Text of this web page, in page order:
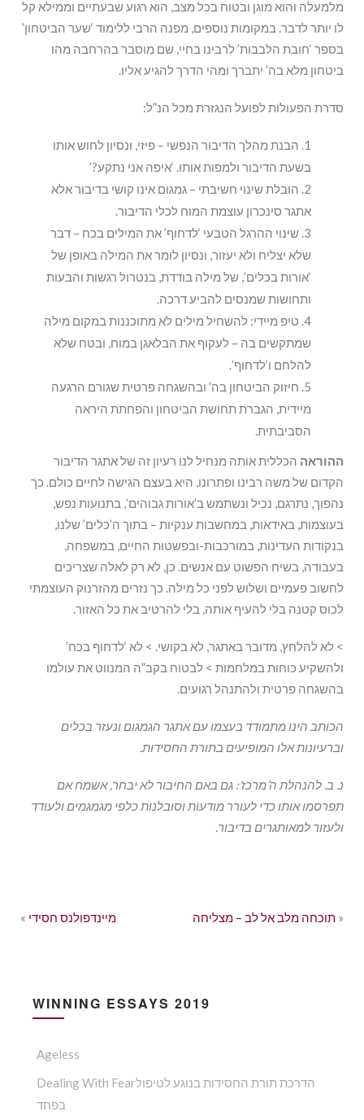
מלמעלה והוא מוגן ובטוח בכל מצב, הוא רגוע שבעתיים וממילא קל
לו יותר לדבר. במקומות נוספים, מפנה הרבי ללימוד ‘שער הביטחון’
בספר ‘חובת הלבבות’ לרבינו בחיי, שם מוסבר בהרחבה מהו
ביטחון מלא בה’ יתברך ומהי הדרך להגיע אליו.
סדרת הפעולות לפועל הנגזרת מכל הנ”ל:
הבנת מהלך הדיבור הנפשי – פיזי, ונסיון לחוש אותו
בשעת הדיבור ולמפות אותו. ‘איפה אני נתקע?’
הובלת שינוי חשיבתי – גמגום אינו קושי בדיבור אלא
אתגר סינכרון עוצמת המוח לכלי הדיבור.
שינוי ההרגל הטבעי ‘לדחוף’ את המילים בכח – דבר
שלא יצליח ולא יעזור, ונסיון לומר את המילה באופן של
‘אורות בכלים’, של מילה בודדת, בנטרול רגשות והבעות
ותחושות שמנסים להביע דרכה.
טיפ מיידי: להשחיל מילים לא מתוכננות במקום מילה
שמתקשים בה – לעקוף את הבלאגן במוח, ובטח שלא
להלחם ו’לדחוף’.
חיזוק הביטחון בה’ ובהשגחה פרטית שגורם הרגעה
מיידית, הגברת תחושת הביטחון והפחתת היראה
הסביבתית.
ההוראה הכללית אותה מנחיל לנו רעיון זה של אתגר הדיבור
הקדום של משה רבינו ופתרונו, היא בעצם הגישה לחיים כולם. כך
נהפוך, נתרגם, נכיל ונשתמש ב’אורות גבוהים’, בתנועות נפש,
בעוצמות, באידאות, במחשבות ענקיות – בתוך ה’כלים’ שלנו,
בנקודות העדינות, במורכבות-ובפשטות החיים, במשפחה,
בעבודה, בשיח הפשוט עם אנשים. כן, לא רק לאלה שצריכים
לחשוב פעמיים ושלוש לפני כל מילה. כך נזרים מהזרנוק העוצמתי
לכוס קטנה בלי להעיף אותה, בלי להרטיב את כל האזור.
> לא להלחץ, מדובר באתגר, לא בקושי. > לא ‘לדחוף בכח’
ולהשקיע כוחות במלחמות > לבטוח בקב”ה המנווט את עולמו
בהשגחה פרטית ולהתנהל רגועים.
הכותב הינו מתמודד בעצמו עם אתגר הגמגום ונעזר בכלים
וברעיונות אלו המופיעים בתורת החסידות.
נ. ב. להנהלת ה’מרכז’: גם באם החיבור לא יבחר, אשמח אם
תפרסמו אותו כדי לעורר מודעות וסובלנות כלפי מגמגמים ולעודד
ולעזור למאותגרים בדיבור.
« מיינדפולנס חסידי תוכחה מלב אל לב – מצליחה »
WINNING ESSAYS 2019
Ageless
Dealing With Fearהדרכת תורת החסידות בנוגע לטיפול
בפחד